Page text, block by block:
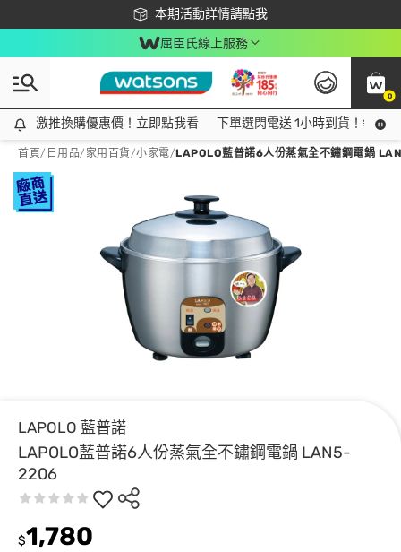
本期活動詳情請點我
下載app最高回饋$350
屈臣氏線上服務
0
激推換購優惠價！立即點我看
激推換購優惠價！立即點我看 下單選閃電送 1小時到貨！領神
首頁/ 日用品/ 家用百貨/小家電/LAPOLO藍普諾6人份蒸氣全不鏽鋼電鍋
LAPOLO 藍普諾
LAPOLO藍普諾6人份蒸氣全不鏽鋼電鍋 LAN5-
2206
$1,780